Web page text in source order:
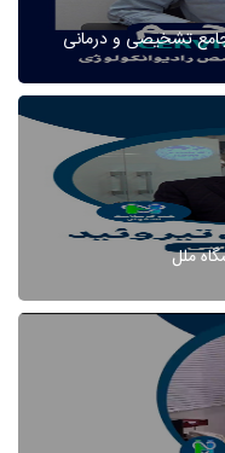
جامع تشخیصی و درمانی
ملل